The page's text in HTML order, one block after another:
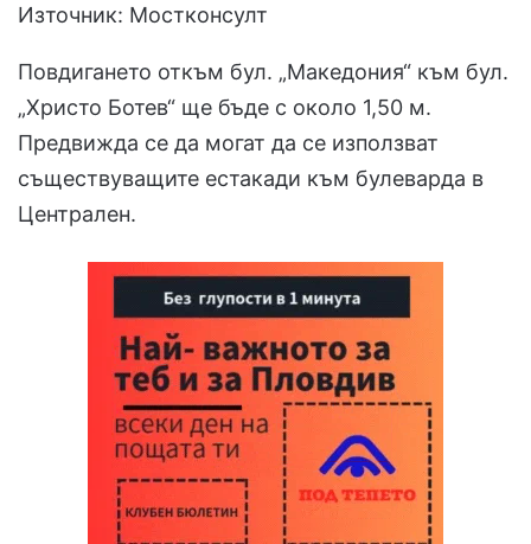
Източник: Мостконсулт
Повдигането откъм бул. „Македония“ към бул.
„Христо Ботев“ ще бъде с около 1,50 м.
Предвижда се да могат да се използват
съществуващите естакади към булеварда в
Централен.